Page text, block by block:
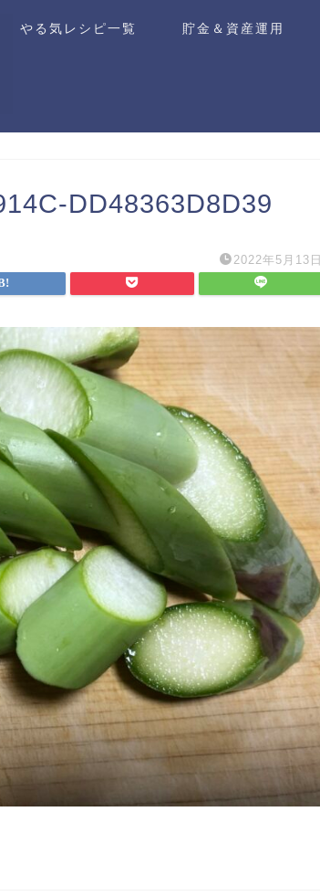
やる気レシピ一覧 貯金＆資産運用
DD48363D8D39
2022年5月13日